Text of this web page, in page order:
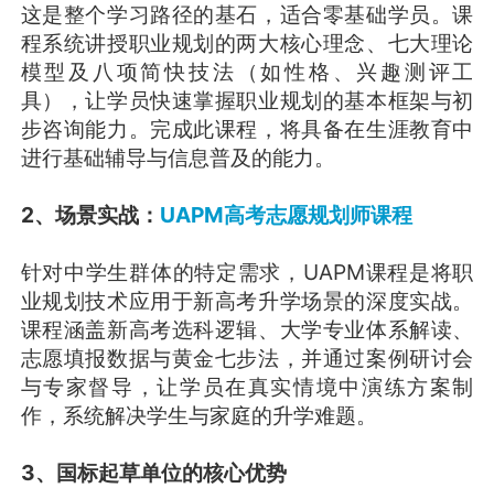
这是整个学习路径的基石，适合零基础学员。课
程系统讲授职业规划的两大核心理念、七大理论
模型及八项简快技法（如性格、兴趣测评工
具），让学员快速掌握职业规划的基本框架与初
步咨询能力。完成此课程，将具备在生涯教育中
进行基础辅导与信息普及的能力。
2、场景实战： UAPM高考志愿规划师课程
针对中学生群体的特定需求，UAPM课程是将职
业规划技术应用于新高考升学场景的深度实战。
课程涵盖新高考选科逻辑、大学专业体系解读、
志愿填报数据与黄金七步法，并通过案例研讨会
与专家督导，让学员在真实情境中演练方案制
作，系统解决学生与家庭的升学难题。
3、国标起草单位的核心优势